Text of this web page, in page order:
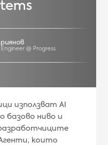
@ Progress
използват AI
базово ниво и
които